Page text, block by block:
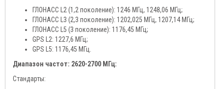
ГЛОНАСС L2 (1,2 поколение): 1246 МГц, 1248,06 МГц;
ГЛОНАСС L3 (2,3 поколение): 1202,025 МГц, 1207,14 МГц;
ГЛОНАСС L5 (3 поколение): 1176,45 МГц;
GPS L2: 1227,6 МГц;
GPS L5: 1176,45 МГц.
Диапазон частот: 2620-2700 МГц:
Стандарты: